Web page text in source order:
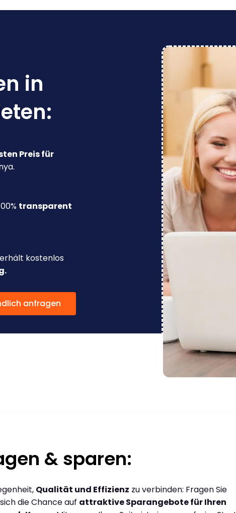
in
Preis für
transparent
kostenlos
anfragen
& sparen:
Qualität und Effizienz zu verbinden: Fragen Sie
die Chance auf attraktive Sparangebote für Ihren